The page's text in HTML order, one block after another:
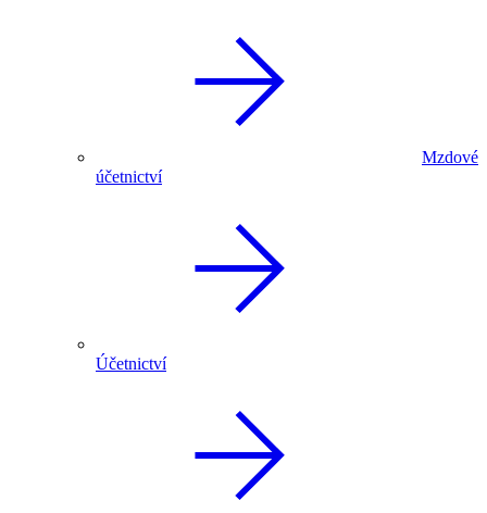
Mzdové
účetnictví
Účetnictví